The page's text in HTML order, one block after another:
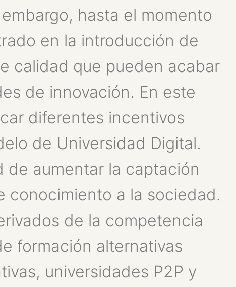
hasta el momento
en la introducción de
calidad que pueden acabar
de innovación. En este
diferentes incentivos
de Universidad Digital.
de aumentar la captación
conocimiento a la sociedad.
de la competencia
formación alternativas
universidades P2P y